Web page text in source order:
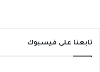
تابعنا على فيسبوك